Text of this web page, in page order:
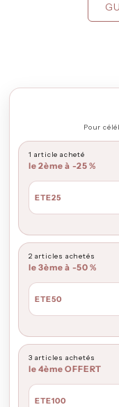
Pour
1 article acheté
le 2ème à -25 %
ETE25
2 articles achetés
le 3ème à -50 %
ETE50
3 articles achetés
le 4ème OFFERT
ETE100